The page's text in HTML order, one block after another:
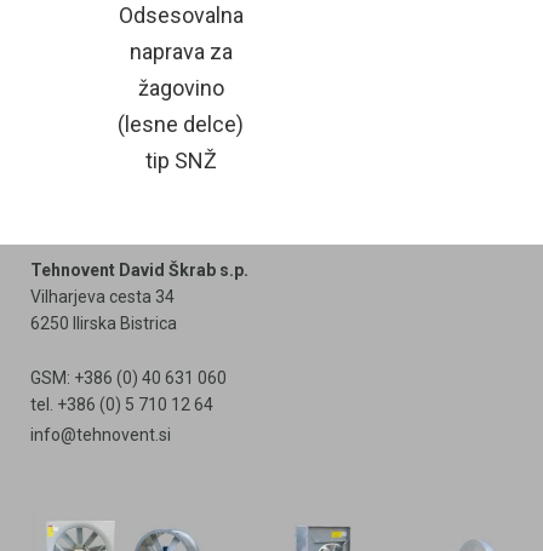
Odsesovalna
naprava za
žagovino
(lesne delce)
tip SNŽ
Tehnovent David Škrab s.p.
Vilharjeva cesta 34
6250 Ilirska Bistrica
GSM: +386 (0) 40 631 060
tel. +386 (0) 5 710 12 64
info@tehnovent.si